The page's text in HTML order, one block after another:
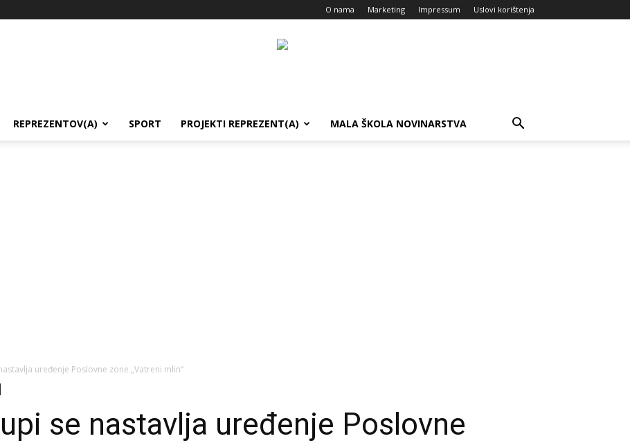
O nama Marketing Impressum Uslovi korištenja
REPREZENTOV(A) SPORT PROJEKTI REPREZENT(A) MALA ŠKOLA NOVINARSTVA
uređenje Poslovne zone „Vatreni mlin“
se nastavlja uređenje Poslovne